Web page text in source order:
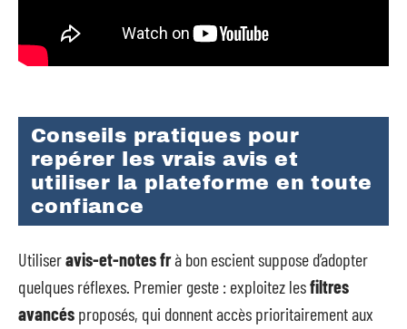
Conseils pratiques pour
repérer les vrais avis et
utiliser la plateforme en toute
confiance
Utiliseravis-et-notes frà bon escient suppose d’adopter
quelques réflexes. Premier geste : exploitez lesfiltres
avancés proposés, qui donnent accès prioritairement aux